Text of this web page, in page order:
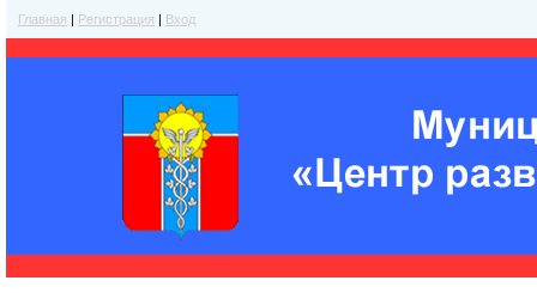
Главная | Регистрация | Вход